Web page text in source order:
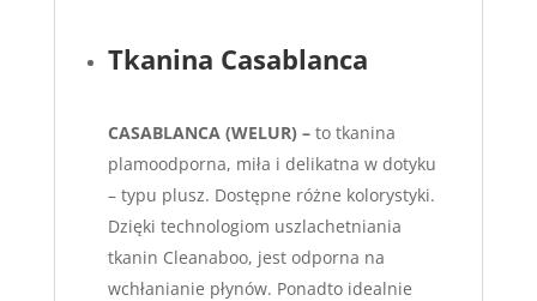
Tkanina Casablanca
CASABLANCA (WELUR) –to tkanina
plamoodporna, miła i delikatna w dotyku
– typu plusz. Dostępne różne kolorystyki.
Dzięki technologiom uszlachetniania
tkanin Cleanaboo, jest odporna na
wchłanianie płynów. Ponadto idealnie